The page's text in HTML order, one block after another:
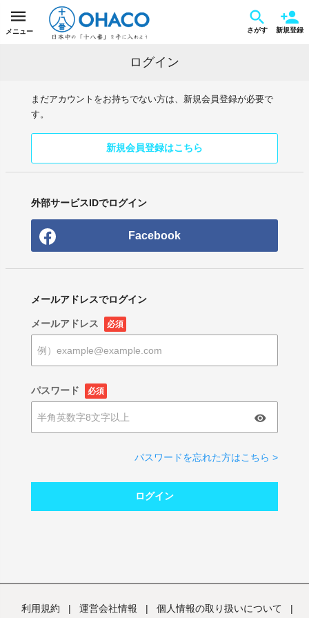
メニュー さがす 新規登録
ログイン
まだアカウントをお持ちでない方は、新規会員登録が必要で
す。
新規会員登録はこちら
外部サービスIDでログイン
Facebook
メールアドレスでログイン
メールアドレス 必須
パスワード 必須
パスワードを忘れた方はこちら >
ログイン
利用規約 | 運営会社情報 | 個人情報の取り扱いについて |